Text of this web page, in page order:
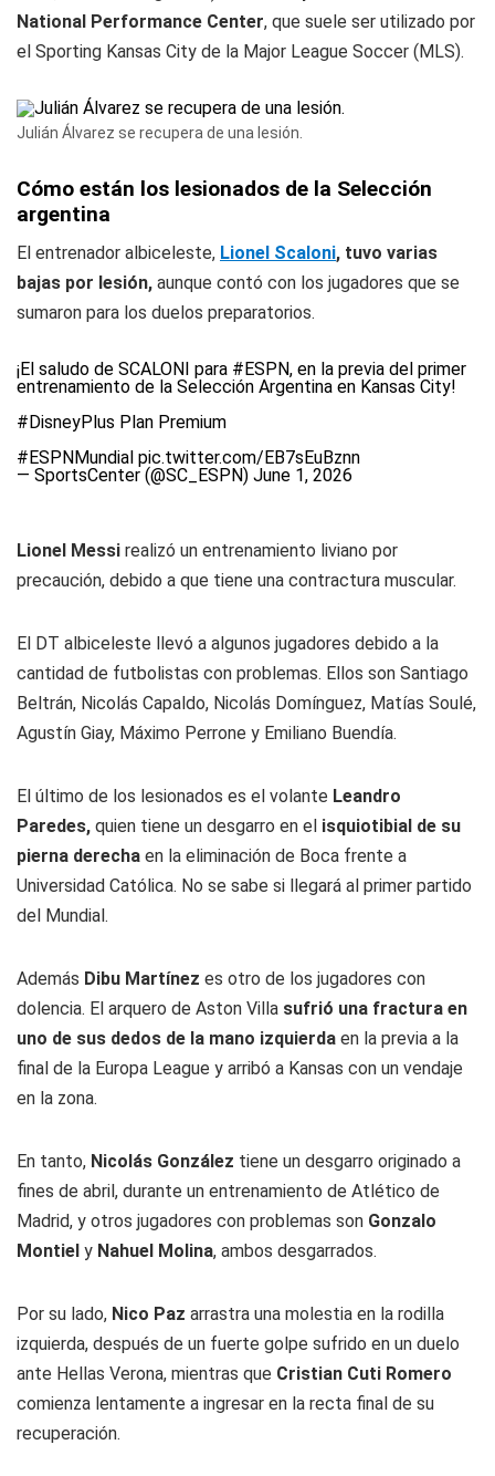
National Performance Center, que suele ser utilizado por
el Sporting Kansas City de la Major League Soccer (MLS).
Julián Álvarez se recupera de una lesión.
Cómo están los lesionados de la Selección
argentina
El entrenador albiceleste, Lionel Scaloni, tuvo varias
bajas por lesión, aunque contó con los jugadores que se
sumaron para los duelos preparatorios.
¡El saludo de SCALONI para #ESPN, en la previa del primer
entrenamiento de la Selección Argentina en Kansas City!
#DisneyPlus Plan Premium
#ESPNMundial pic.twitter.com/EB7sEuBznn
— SportsCenter (@SC_ESPN) June 1, 2026
Lionel Messi realizó un entrenamiento liviano por
precaución, debido a que tiene una contractura muscular.
El DT albiceleste llevó a algunos jugadores debido a la
cantidad de futbolistas con problemas. Ellos son Santiago
Beltrán, Nicolás Capaldo, Nicolás Domínguez, Matías Soulé,
Agustín Giay, Máximo Perrone y Emiliano Buendía.
El último de los lesionados es el volante Leandro
Paredes, quien tiene un desgarro en el isquiotibial de su
pierna derecha en la eliminación de Boca frente a
Universidad Católica. No se sabe si llegará al primer partido
del Mundial.
Además Dibu Martínez es otro de los jugadores con
dolencia. El arquero de Aston Villa sufrió una fractura en
uno de sus dedos de la mano izquierda en la previa a la
final de la Europa League y arribó a Kansas con un vendaje
en la zona.
En tanto, Nicolás González tiene un desgarro originado a
fines de abril, durante un entrenamiento de Atlético de
Madrid, y otros jugadores con problemas son Gonzalo
Montiel y Nahuel Molina, ambos desgarrados.
Por su lado, Nico Paz arrastra una molestia en la rodilla
izquierda, después de un fuerte golpe sufrido en un duelo
ante Hellas Verona, mientras que Cristian Cuti Romero
comienza lentamente a ingresar en la recta final de su
recuperación.